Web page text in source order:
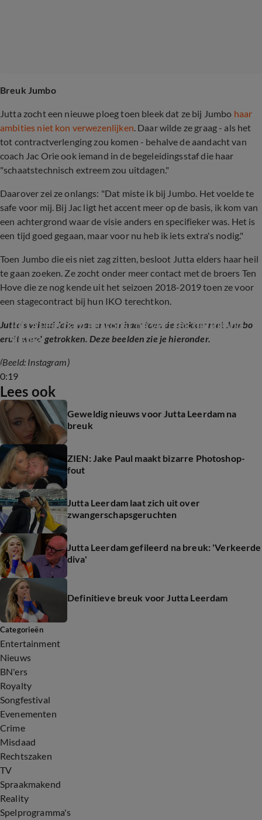
Breuk Jumbo
Jutta zocht een nieuwe ploeg toen bleek dat ze bij Jumbo haar
ambities niet kon verwezenlijken. Daar wilde ze graag - als het
tot contractverlenging zou komen - behalve de aandacht van
coach Jac Orie ook iemand in de begeleidingsstaf die haar
"schaatstechnisch extreem zou uitdagen."
Daarover zei ze onlangs: "Dat miste ik bij Jumbo. Het voelde te
safe voor mij. Bij Jac ligt het accent meer op de basis, ik kom van
een achtergrond waar de visie anders en specifieker was. Het is
een tijd goed gegaan, maar voor nu heb ik iets extra's nodig."
Toen Jumbo die eis niet zag zitten, besloot Jutta elders haar heil
te gaan zoeken. Ze zocht onder meer contact met de broers Ten
Hove die ze nog kende uit het seizoen 2018-2019 toen ze voor
een stagecontract bij hun IKO terechtkon.
Jutta's vriend Jake was er voor haar toen de stekker met Jumbo
eruit werd getrokken. Deze beelden zie je hieronder.
0:19
Jutta Leerdam getroost na vertrek bij Jumbo-
Visma
(Beeld: Instagram)
Lees ook
Geweldig nieuws voor Jutta Leerdam na
breuk
ZIEN: Jake Paul maakt bizarre Photoshop-
fout
Jutta Leerdam laat zich uit over
zwangerschapsgeruchten
Jutta Leerdam gefileerd na breuk: 'Verkeerde
diva'
Definitieve breuk voor Jutta Leerdam
Categorieën
Entertainment
Nieuws
BN'ers
Royalty
Songfestival
Evenementen
Crime
Misdaad
Rechtszaken
TV
Spraakmakend
Reality
Spelprogramma's